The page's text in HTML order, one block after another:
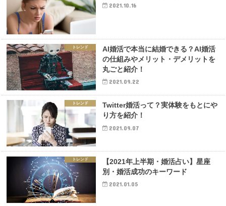
2021.10.16
トレンド
AI婚活で本当に結婚できる？AI婚活
の仕組みやメリット・デメリットを
丸ごと紹介！
2021.09.22
トレンド
Twitter婚活って？実体験をもとにや
り方を紹介！
2021.09.07
トレンド
【2021年上半期・婚活占い】星座
別・婚活成功のキーワード
2021.01.05